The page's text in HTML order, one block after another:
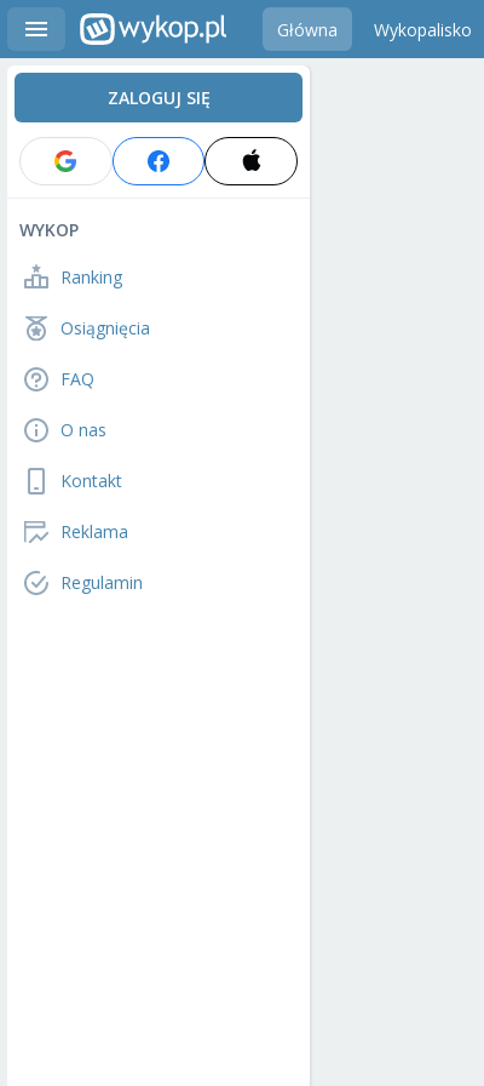
Główna Wykopalisko
ZALOGUJ SIĘ
WYKOP
Ranking
Osiągnięcia
FAQ
O nas
Kontakt
Reklama
Regulamin